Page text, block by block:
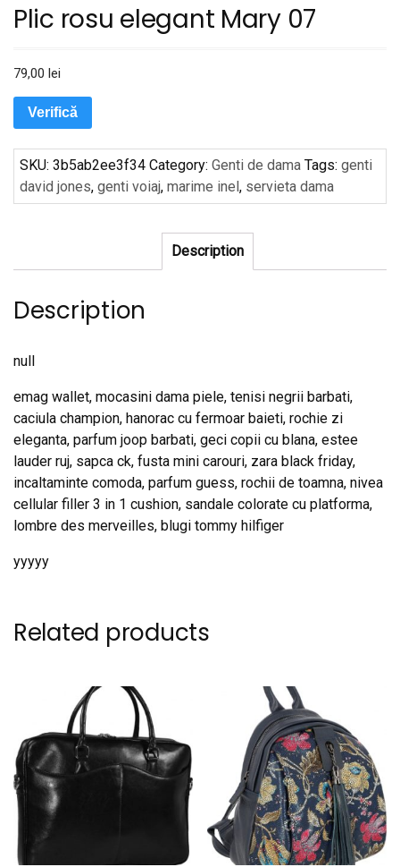
Plic rosu elegant Mary 07
79,00 lei
Verifică
SKU: 3b5ab2ee3f34 Category: Genti de dama Tags: genti
david jones, genti voiaj, marime inel, servieta dama
Description
Description
null
emag wallet, mocasini dama piele, tenisi negrii barbati,
caciula champion, hanorac cu fermoar baieti, rochie zi
eleganta, parfum joop barbati, geci copii cu blana, estee
lauder ruj, sapca ck, fusta mini carouri, zara black friday,
incaltaminte comoda, parfum guess, rochii de toamna, nivea
cellular filler 3 in 1 cushion, sandale colorate cu platforma,
lombre des merveilles, blugi tommy hilfiger
yyyyy
Related products